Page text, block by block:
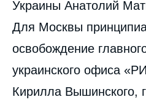
Украины Анатолий
Для Москвы
освобождение
украинского офиса
Кирилла Вышинского,